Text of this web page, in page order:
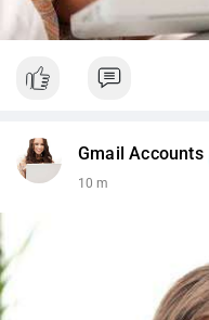
Gmail Accounts
10 m